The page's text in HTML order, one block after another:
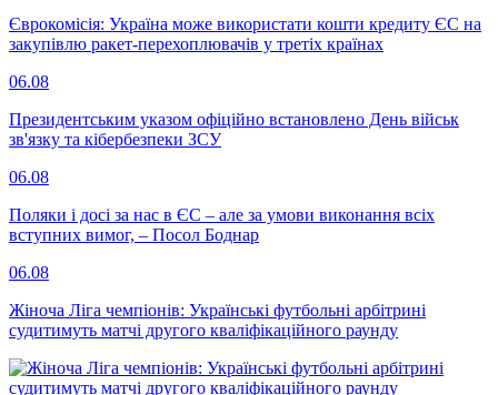
Єврокомісія: Україна може використати кошти кредиту ЄС на
закупівлю ракет-перехоплювачів у третіх країнах
06.08
Президентським указом офіційно встановлено День військ
зв'язку та кібербезпеки ЗСУ
06.08
Поляки і досі за нас в ЄС – але за умови виконання всіх
вступних вимог, – Посол Боднар
06.08
Жіноча Ліга чемпіонів: Українські футбольні арбітрині
судитимуть матчі другого кваліфікаційного раунду